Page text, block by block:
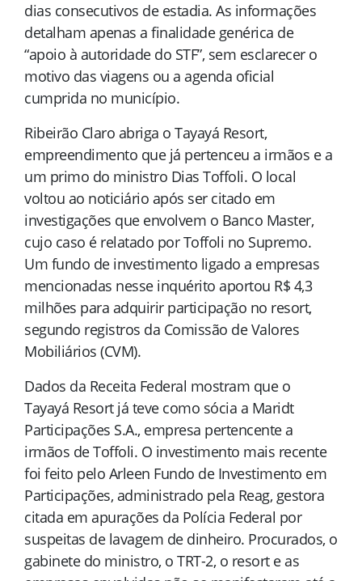
dias consecutivos de estadia. As informações
detalham apenas a finalidade genérica de
“apoio à autoridade do STF”, sem esclarecer o
motivo das viagens ou a agenda oficial
cumprida no município.
Ribeirão Claro abriga o Tayayá Resort,
empreendimento que já pertenceu a irmãos e a
um primo do ministro Dias Toffoli. O local
voltou ao noticiário após ser citado em
investigações que envolvem o Banco Master,
cujo caso é relatado por Toffoli no Supremo.
Um fundo de investimento ligado a empresas
mencionadas nesse inquérito aportou R$ 4,3
milhões para adquirir participação no resort,
segundo registros da Comissão de Valores
Mobiliários (CVM).
Dados da Receita Federal mostram que o
Tayayá Resort já teve como sócia a Maridt
Participações S.A., empresa pertencente a
irmãos de Toffoli. O investimento mais recente
foi feito pelo Arleen Fundo de Investimento em
Participações, administrado pela Reag, gestora
citada em apurações da Polícia Federal por
suspeitas de lavagem de dinheiro. Procurados, o
gabinete do ministro, o TRT-2, o resort e as